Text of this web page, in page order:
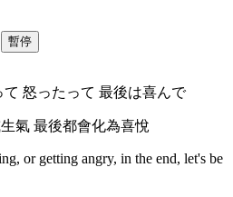
暫停
怒ったって 最後は喜んで
氣 最後都會化為喜悅
or getting angry, in the end, let's be